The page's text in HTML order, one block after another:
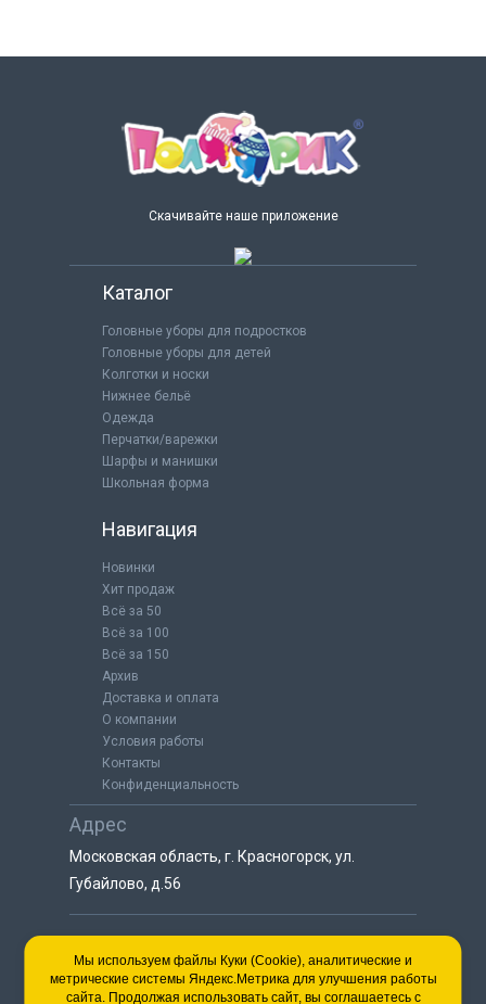
Скачивайте наше приложение
Каталог
Головные уборы для подростков
Головные уборы для детей
Колготки и носки
Нижнее бельё
Одежда
Перчатки/варежки
Шарфы и манишки
Школьная форма
Навигация
Новинки
Хит продаж
Всё за 50
Всё за 100
Всё за 150
Архив
Доставка и оплата
О компании
Условия работы
Контакты
Конфиденциальность
Адрес
Московская область, г. Красногорск, ул.
Губайлово, д.56
8 (925) 064-55-25
пн-сб с 9:00 до 18:00
Мы используем файлы Куки (Cookie), аналитические и
метрические системы Яндекс.Метрика для улучшения работы
сайта. Продолжая использовать сайт, вы соглашаетесь с